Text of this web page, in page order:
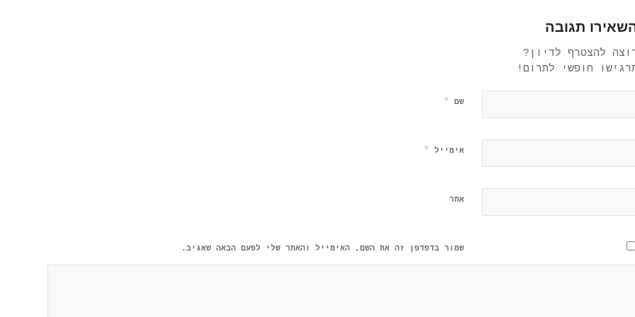
תגובה
להצטרף לדיון?
חופשי לתרום!
שם *
אימייל *
אתר
שמור בדפדפן זה את השם, האימייל והאתר שלי לפעם הבאה שאגיב.